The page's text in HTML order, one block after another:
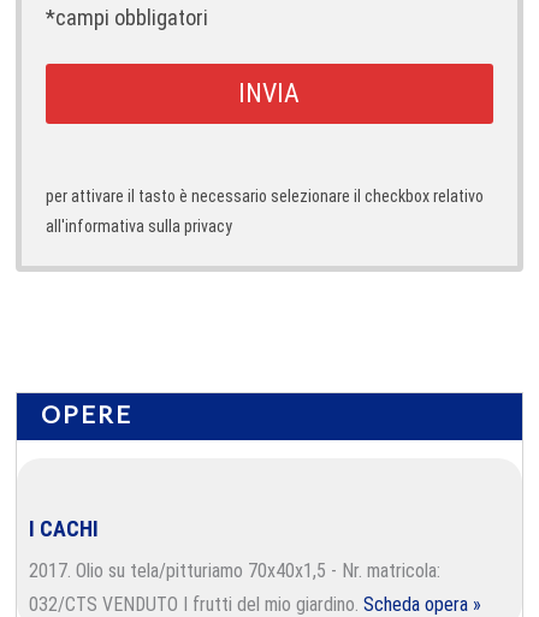
*campi obbligatori
per attivare il tasto è necessario selezionare il checkbox relativo
all'informativa sulla privacy
OPERE
I CACHI
2017. Olio su tela/pitturiamo 70x40x1,5 - Nr. matricola:
032/CTS VENDUTO I frutti del mio giardino.Scheda opera »